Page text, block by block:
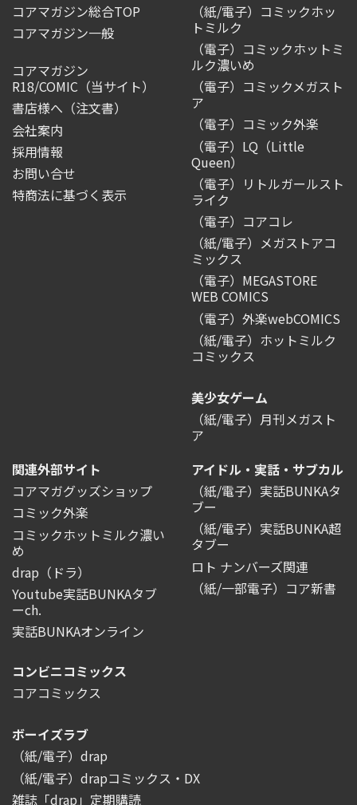
コアマガジン総合TOP
コアマガジン一般
コアマガジン
R18/COMIC （当サイト）
書店様へ（注文書）
会社案内
採用情報
お問い合せ
特商法に基づく表示
（紙/電子）コミックホッ
トミルク
（電子）コミックホットミ
ルク濃いめ
（電子）コミックメガスト
ア
（電子）コミック外楽
（電子）LQ（Little
Queen）
（電子）リトルガールスト
ライク
（電子）コアコレ
（紙/電子）メガストアコ
ミックス
（電子）MEGASTORE
WEB COMICS
（電子）外楽webCOMICS
（紙/電子）ホットミルク
コミックス
美少女ゲーム
（紙/電子）月刊メガスト
ア
関連外部サイト
コアマガグッズショップ
コミック外楽
コミックホットミルク濃い
め
drap（ドラ）
Youtube実話BUNKAタブ
ーch.
実話BUNKAオンライン
アイドル・実話・サブカル
（紙/電子）実話BUNKAタ
ブー
（紙/電子）実話BUNKA超
タブー
ロト ナンバーズ関連
（紙/一部電子）コア新書
コンビニコミックス
コアコミックス
ボーイズラブ
（紙/電子）drap
（紙/電子）drapコミックス・DX
雑誌「drap」定期購読